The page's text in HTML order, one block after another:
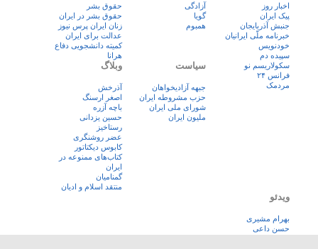
اخبار روز
پيک ايران
جنبش آذربایجان
خبرنامه ملّی ایرانیان
خودنویس
سپیده دم
سکولاریسم نو
فرانس ۲۴
مردمک
آزادگی
گویا
همبوم
حقوق بشر
حقوق بشر در ایران
زنان ايران پرس نيوز
عدالت برای ایران
کمیته دانشجویی دفاع
هرانا
سیاست
جبهه آزادیخواهان
حزب مشروطه ایران
شورای ملی ایران
ملیون ایران
وبلاگ
آذرخش
اصغر ارسنگ
باچه آزره
حسین یزدانی
رستاخیز
عضر روشنگری
کابوس دیکتاتور
کتاب‌های ممنوعه در
ایران
گمنامیان
منتقد اسلام و ادیان
ویدئو
بهرام مشیری
حسن داعی